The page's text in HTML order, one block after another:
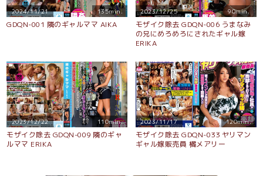
2024/11/21 135min.
GDQN-001 隣のギャルママ AIKA
2023/12/25 90min.
モザイク除去 GDQN-006 うまなみ
の兄にめろめろにされたギャル嫁
ERIKA
2023/12/22 110min.
モザイク除去 GDQN-009 隣のギャ
ルママ ERIKA
2023/11/17 120min.
モザイク除去 GDQN-033 ヤリマン
ギャル嫁販売員 橘メアリー